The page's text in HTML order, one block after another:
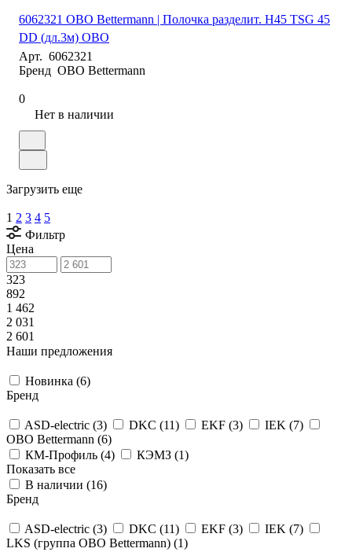
6062321 OBO Bettermann | Полочка разделит. H45 TSG 45
DD (дл.3м) OBO
Арт. 6062321
Бренд OBO Bettermann
0
Нет в наличии
Загрузить еще
1 2 3 4 5
Фильтр
Цена
323
892
1 462
2 031
2 601
Наши предложения
Новинка (6)
Бренд
ASD-electric (3) DKC (11) EKF (3) IEK (7)
OBO Bettermann (6)
КМ-Профиль (4) КЭМЗ (1)
Показать все
В наличии (16)
Бренд
ASD-electric (3) DKC (11) EKF (3) IEK (7)
LKS (группа OBO Bettermann) (1)